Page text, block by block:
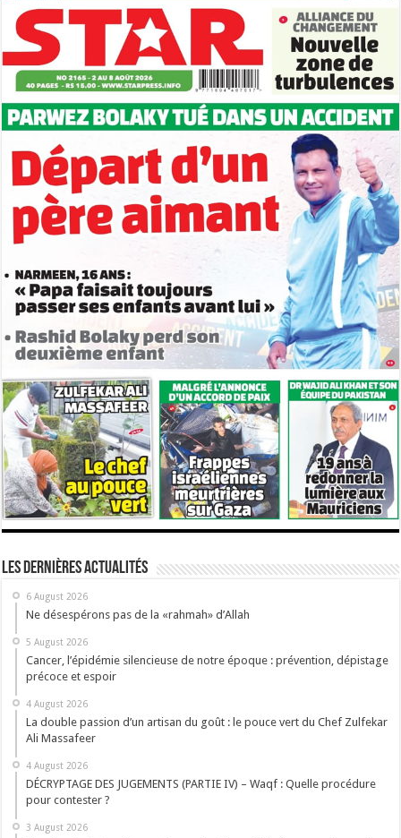
Les dernières actualités
6 August 2026
Ne désespérons pas de la «rahmah» d’Allah
5 August 2026
Cancer, l’épidémie silencieuse de notre époque : prévention, dépistage
précoce et espoir
4 August 2026
La double passion d’un artisan du goût : le pouce vert du Chef Zulfekar
Ali Massafeer
4 August 2026
DÉCRYPTAGE DES JUGEMENTS (PARTIE IV) – Waqf : Quelle procédure
pour contester ?
3 August 2026